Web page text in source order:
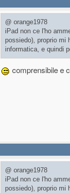
@ orange1978
iPad non ce l'ho
possiedo), proprio mi
informatica, e quindi
comprensibile e
@ orange1978
iPad non ce l'ho
possiedo), proprio mi